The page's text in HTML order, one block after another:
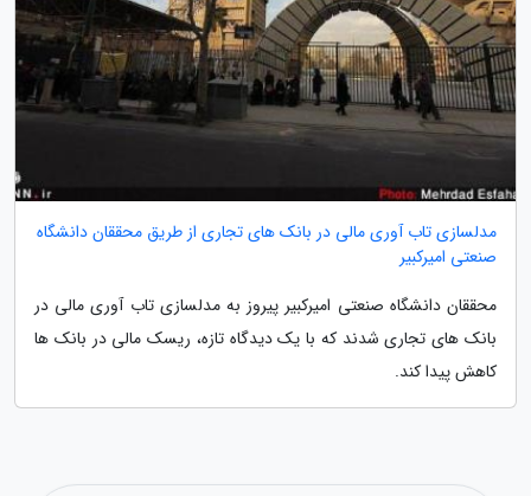
مدلسازی تاب آوری مالی در بانک های تجاری از طریق محققان دانشگاه
صنعتی امیرکبیر
محققان دانشگاه صنعتی امیرکبیر پیروز به مدلسازی تاب آوری مالی در
بانک های تجاری شدند که با یک دیدگاه تازه، ریسک مالی در بانک ها
کاهش پیدا کند.